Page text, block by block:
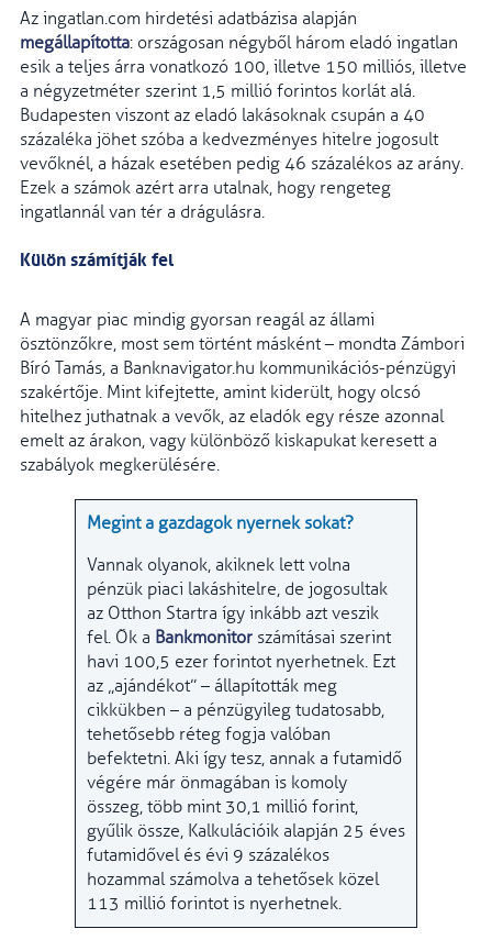
Az ingatlan.com hirdetési adatbázisa alapján
megállapította: országosan négyből három eladó ingatlan
esik a teljes árra vonatkozó 100, illetve 150 milliós, illetve
a négyzetméter szerint 1,5 millió forintos korlát alá.
Budapesten viszont az eladó lakásoknak csupán a 40
százaléka jöhet szóba a kedvezményes hitelre jogosult
vevőknél, a házak esetében pedig 46 százalékos az arány.
Ezek a számok azért arra utalnak, hogy rengeteg
ingatlannál van tér a drágulásra.
Külön számítják fel
A magyar piac mindig gyorsan reagál az állami
ösztönzőkre, most sem történt másként – mondta Zámbori
Bíró Tamás, a Banknavigator.hu kommunikációs-pénzügyi
szakértője. Mint kifejtette, amint kiderült, hogy olcsó
hitelhez juthatnak a vevők, az eladók egy része azonnal
emelt az árakon, vagy különböző kiskapukat keresett a
szabályok megkerülésére.
Megint a gazdagok nyernek sokat?
Vannak olyanok, akiknek lett volna
pénzük piaci lakáshitelre, de jogosultak
az Otthon Startra így inkább azt veszik
fel. Ők a Bankmonitor számításai szerint
havi 100,5 ezer forintot nyerhetnek. Ezt
az „ajándékot” – állapították meg
cikkükben – a pénzügyileg tudatosabb,
tehetősebb réteg fogja valóban
befektetni. Aki így tesz, annak a futamidő
végére már önmagában is komoly
összeg, több mint 30,1 millió forint,
gyűlik össze, Kalkulációik alapján 25 éves
futamidővel és évi 9 százalékos
hozammal számolva a tehetősek közel
113 millió forintot is nyerhetnek.